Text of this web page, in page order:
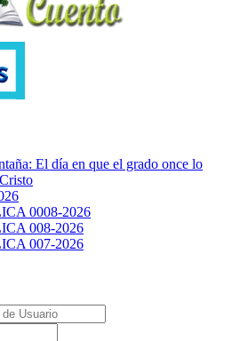
El día en que el grado once lo
0008-2026
008-2026
007-2026